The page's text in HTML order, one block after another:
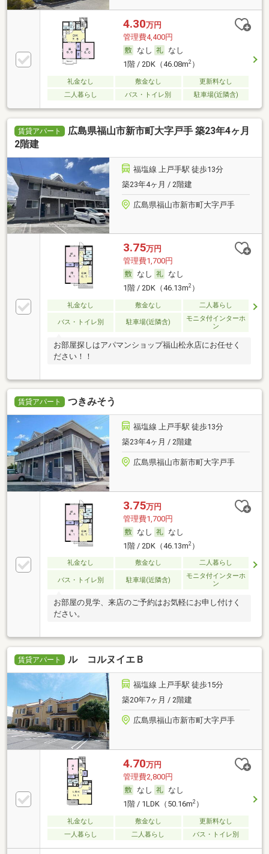
4.30万円
管理費4,400円
なし
なし
1階 / 2DK（46.08m2）
礼金なし 敷金なし
更新料なし
二人暮らし
バス・トイレ別 駐車場(近隣含)
賃貸アパート
広島県福山市新市町大字戸手 築23年4ヶ月
2階建
福塩線 上戸手駅 徒歩13分
築23年4ヶ月 / 2階建
広島県福山市新市町大字戸手
3.75万円
管理費1,700円
なし
なし
1階 / 2DK（46.13m2）
礼金なし 敷金なし 二人暮らし
バス・トイレ別 駐車場(近隣含)
モニタ付インターホ
ン
お部屋探しはアパマンショップ福山松永店にお任せく
ださい！！
賃貸アパート つきみそう
福塩線 上戸手駅 徒歩13分
築23年4ヶ月 / 2階建
広島県福山市新市町大字戸手
3.75万円
管理費1,700円
なし
なし
1階 / 2DK（46.13m2）
礼金なし 敷金なし 二人暮らし
バス・トイレ別 駐車場(近隣含)
モニタ付インターホ
ン
お部屋の見学、来店のご予約はお気軽にお申し付けく
ださい。
賃貸アパート ル コルヌイエＢ
福塩線 上戸手駅 徒歩15分
築20年7ヶ月 / 2階建
広島県福山市新市町大字戸手
4.70万円
管理費2,800円
なし
なし
1階 / 1LDK（50.16m2）
礼金なし 敷金なし
更新料なし
一人暮らし
二人暮らし バス・トイレ別